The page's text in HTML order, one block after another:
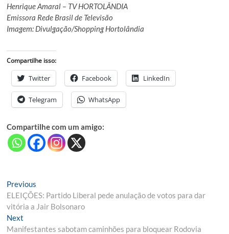
Henrique Amaral – TV HORTOLÂNDIA
Emissora Rede Brasil de Televisão
Imagem: Divulgação/Shopping Hortolândia
Compartilhe isso:
Twitter Facebook LinkedIn
Telegram WhatsApp
Compartilhe com um amigo:
Navegação
de
Post
Previous
post:
ELEIÇÕES: Partido Liberal pede anulação de votos para dar
vitória a Jair Bolsonaro
Next
post:
Manifestantes sabotam caminhões para bloquear Rodovia